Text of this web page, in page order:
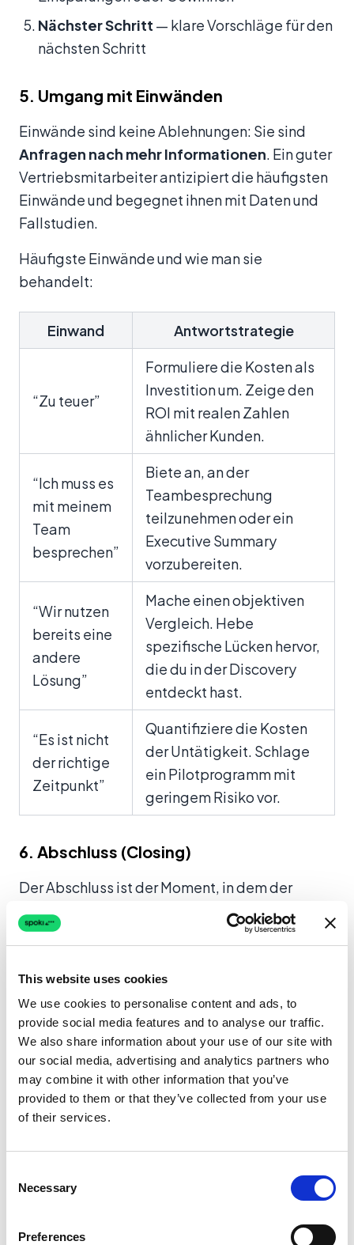
This website uses cookies
We use cookies to personalise content and ads, to
provide social media features and to analyse our traffic.
We also share information about your use of our site with
our social media, advertising and analytics partners who
may combine it with other information that you’ve
provided to them or that they’ve collected from your use
of their services.
Selection
Necessary
Preferences
Nächster Schritt — klare Vorschläge für den
nächsten Schritt
5. Umgang mit Einwänden
Einwände sind keine Ablehnungen: Sie sind
Anfragen nach mehr Informationen. Ein guter
Vertriebsmitarbeiter antizipiert die häufigsten
Einwände und begegnet ihnen mit Daten und
Fallstudien.
Häufigste Einwände und wie man sie
behandelt:
Einwand Antwortstrategie
“Zu teuer”
Formuliere die Kosten als
Investition um. Zeige den
ROI mit realen Zahlen
ähnlicher Kunden.
“Ich muss es
mit meinem
Team
besprechen”
Biete an, an der
Teambesprechung
teilzunehmen oder ein
Executive Summary
vorzubereiten.
“Wir nutzen
bereits eine
andere
Lösung”
Mache einen objektiven
Vergleich. Hebe
spezifische Lücken hervor,
die du in der Discovery
entdeckt hast.
“Es ist nicht
der richtige
Zeitpunkt”
Quantifiziere die Kosten
der Untätigkeit. Schlage
ein Pilotprogramm mit
geringem Risiko vor.
6. Abschluss (Closing)
Der Abschluss ist der Moment, in dem der
Prospect sich zum Kauf entscheidet. Wenn die
vorherigen Phasen korrekt durchgeführt
Konsequenzsein, keine erzwungene
Handlung.
Effektive Abschlusstechniken:
Assumptive Close — “Sollen wir die
Implementierung nächste Woche starten?”
Summary Close
vereinbarten Vorteile, bevor um die
Urgency Close